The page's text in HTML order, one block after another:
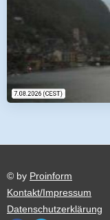
© by Proinform
Kontakt/Impressum
Datenschutzerklärung